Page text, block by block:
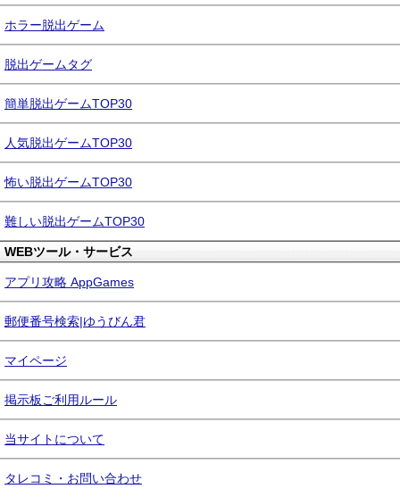
ホラー脱出ゲーム
脱出ゲームタグ
簡単脱出ゲームTOP30
人気脱出ゲームTOP30
怖い脱出ゲームTOP30
難しい脱出ゲームTOP30
WEBツール・サービス
アプリ攻略 AppGames
郵便番号検索|ゆうびん君
マイページ
掲示板ご利用ルール
当サイトについて
タレコミ・お問い合わせ